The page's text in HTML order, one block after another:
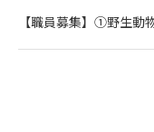
【職員募集】①野生動